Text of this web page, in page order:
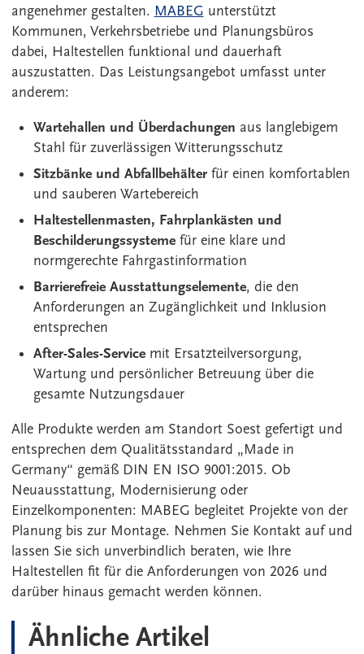
angenehmer gestalten. MABEG unterstützt
Kommunen, Verkehrsbetriebe und Planungsbüros
dabei, Haltestellen funktional und dauerhaft
auszustatten. Das Leistungsangebot umfasst unter
anderem:
Wartehallen und Überdachungen aus langlebigem
Stahl für zuverlässigen Witterungsschutz
Sitzbänke und Abfallbehälterfür einen komfortablen
und sauberen Wartebereich
Haltestellenmasten, Fahrplankästen und
Beschilderungssystemefür eine klare und
normgerechte Fahrgastinformation
Barrierefreie Ausstattungselemente, die den
Anforderungen an Zugänglichkeit und Inklusion
entsprechen
After-Sales-Servicemit Ersatzteilversorgung,
Wartung und persönlicher Betreuung über die
gesamte Nutzungsdauer
Alle Produkte werden am Standort Soest gefertigt und
entsprechen dem Qualitätsstandard „Made in
Germany“ gemäß DIN EN ISO 9001:2015. Ob
Neuausstattung, Modernisierung oder
Einzelkomponenten: MABEG begleitet Projekte von der
Planung bis zur Montage. Nehmen Sie Kontakt auf und
lassen Sie sich unverbindlich beraten, wie Ihre
Haltestellen fit für die Anforderungen von 2026 und
darüber hinaus gemacht werden können.
Ähnliche Artikel